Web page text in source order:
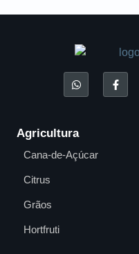
Agricultura
Cana-de-Açúcar
Citrus
Grãos
Hortfruti